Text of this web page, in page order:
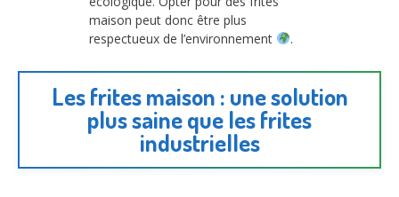
maison peut donc être plus
respectueux de l’environnement
.
Les frites maison : une solution
plus saine que les frites
industrielles